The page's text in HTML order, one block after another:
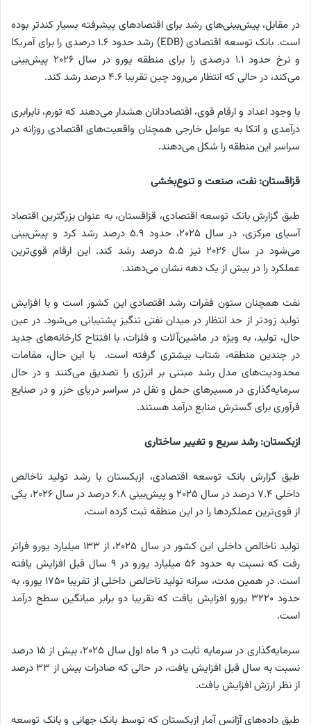
در مقابل، پیش‌بینی‌های رشد برای اقتصادهای پیشرفته بسیار کندتر بوده
است. بانک توسعه اقتصادی (EDB) رشد حدود ۱.۶ درصدی را برای آمریکا
و نرخ حدود ۱.۱ درصدی را برای منطقه یورو در سال ۲۰۲۶ پیش‌بینی
می‌کند، در حالی که انتظار می‌رود چین تقریبا ۴.۶ درصد رشد کند.
با وجود اعداد و ارقام قوی، اقتصاددانان هشدار می‌دهند که تورم، نابرابری
درآمدی و اتکا به عوامل خارجی همچنان واقعیت‌های اقتصادی روزانه در
سراسر این منطقه را شکل می‌دهند.
قزاقستان: نفت، صنعت و تنوع‌بخشی
طبق گزارش بانک توسعه اقتصادی، قزاقستان، به عنوان بزرگترین اقتصاد
آسیای مرکزی، در سال ۲۰۲۵، حدود ۵.۹ درصد رشد کرد و پیش‌بینی
می‌شود در سال ۲۰۲۶ نیز ۵.۵ درصد رشد کند. این ارقام قوی‌ترین
عملکرد را در بیش از یک دهه نشان می‌دهند.
نفت همچنان ستون فقرات رشد اقتصادی این کشور است و با افزایش
تولید زودتر از حد انتظار در میدان نفتی تنگیز پشتیبانی می‌شود. در عین
حال، تولید، به ویژه در ماشین‌آلات و فلزات، با افتتاح کارخانه‌های جدید
در چندین منطقه، شتاب بیشتری گرفته است. با این حال، مقامات
محدودیت‌های مدل رشد مبتنی بر انرژی را تصدیق می‌کنند و در حال
سرمایه‌گذاری در مسیرهای حمل و نقل در سراسر دریای خزر و در صنایع
فرآوری برای گسترش منابع درآمد هستند.
ازبکستان: رشد سریع و تغییر ساختاری
طبق گزارش بانک توسعه اقتصادی، ازبکستان با رشد تولید ناخالص
داخلی ۷.۴ درصد در سال ۲۰۲۵ و پیش‌بینی ۶.۸ درصد در سال ۲۰۲۶، یکی
از قوی‌ترین عملکردها را در این منطقه ثبت کرده است،
تولید ناخالص داخلی این کشور در سال ۲۰۲۵، از ۱۳۳ میلیارد یورو فراتر
رفت که نسبت به حدود ۵۶ میلیارد یورو در ۹ سال قبل افزایش یافته
است. در همین مدت، سرانه تولید ناخالص داخلی از تقریبا ۱۷۵۰ یورو، به
حدود ۳۲۲۰ یورو افزایش یافت که تقریبا دو برابر میانگین سطح درآمد
است.
سرمایه‌گذاری در سرمایه ثابت در ۹ ماه اول سال ۲۰۲۵، بیش از ۱۵ درصد
نسبت به سال قبل افزایش یافت، در حالی که صادرات بیش از ۳۳ درصد
از نظر ارزش افزایش یافت.
طبق داده‌های آژانس آمار ازبکستان که توسط بانک جهانی و بانک توسعه